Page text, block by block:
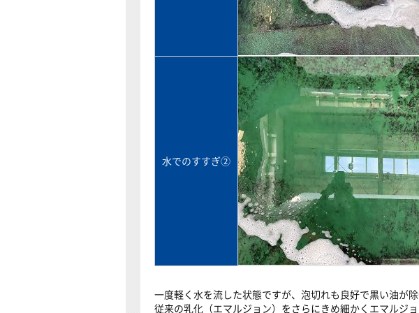
水でのすすぎ②
一度軽く水を流した状態ですが、泡切れも良好で黒い油が
従来の乳化（エマルジョン）をさらにきめ細かくエマルジ